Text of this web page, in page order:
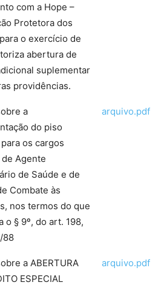
com a Hope –
Protetora dos
o exercício de
abertura de
suplementar
providências.
a
do piso
os cargos
Agente
de Saúde e de
Combate às
nos termos do que
o § 9º, do art. 198,
88
arquivo.pdf
a ABERTURA
ESPECIAL
arquivo.pdf